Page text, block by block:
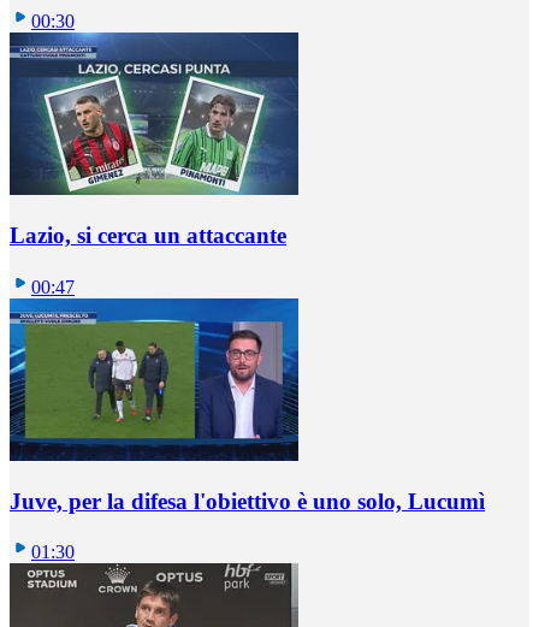
00:30
Lazio, si cerca un attaccante
00:47
Juve, per la difesa l'obiettivo è uno solo, Lucumì
01:30